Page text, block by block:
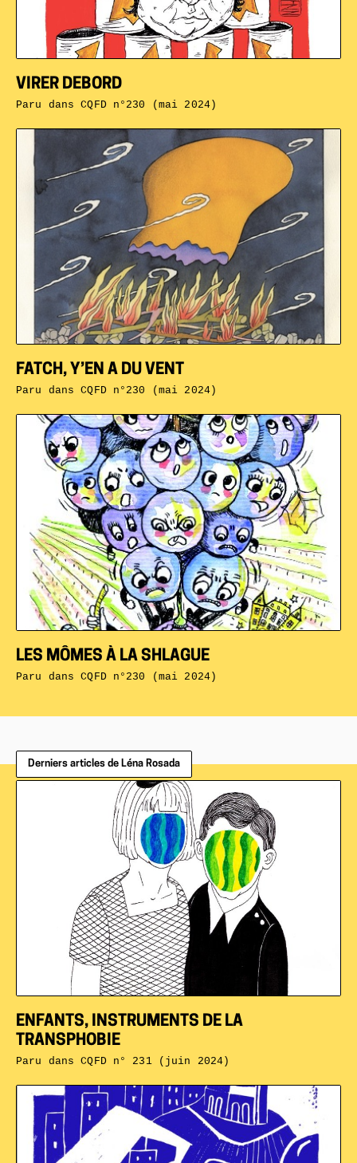
LES MÔMES À LA SHLAGUE
Paru dansCQFD n°230 (mai 2024)
FATCH, Y’EN A DU VENT
Paru dansCQFD n°230 (mai 2024)
VIRER DEBORD
Paru dansCQFD n°230 (mai 2024)
Derniers articles de Léna Rosada
ENFANTS, INSTRUMENTS DE LA
TRANSPHOBIE
Paru dansCQFD n° 231 (juin 2024)